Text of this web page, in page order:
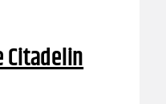
Citadelin